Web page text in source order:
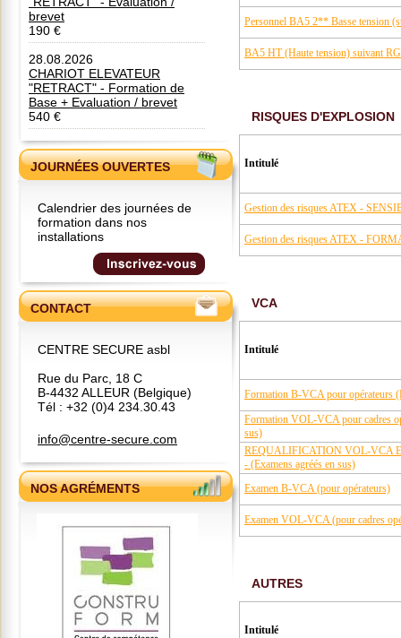
brevet
190 €
28.08.2026
CHARIOT ELEVATEUR
"RETRACT" - Formation de
Base + Evaluation / brevet
540 €
JOURNÉES OUVERTES
Calendrier des journées de
formation dans nos
installations
CONTACT
CENTRE SECURE asbl
Rue du Parc, 18 C
B-4432 ALLEUR (Belgique)
Tél : +32 (0)4 234.30.43
info@centre-secure.com
NOS AGRÉMENTS
Personnel BA5 2** Basse tension
BA5 HT (Haute tension) suivant
RISQUES D'EXPLOSION
Intitulé
Gestion des risques ATEX -
Gestion des risques ATEX -
VCA
Intitulé
Formation B-VCA pour opérateurs
Formation VOL-VCA pour cadres
sus)
REQUALIFICATION VOL-VCA
- (Examens agréés en sus)
Examen B-VCA (pour opérateurs)
Examen VOL-VCA (pour cadres
AUTRES
Intitulé